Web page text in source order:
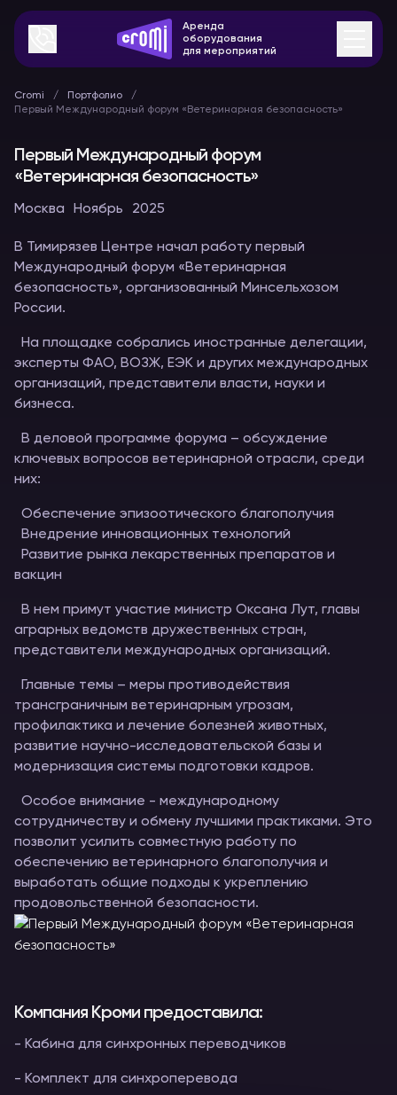
Аренда
оборудования
для мероприятий
Cromi
Портфолио
Первый Международный форум «Ветеринарная безопасность»
Первый Международный форум
«Ветеринарная безопасность»
Москва Ноябрь 2025
В Тимирязев Центре начал работу первый
Международный форум «Ветеринарная
безопасность», организованный Минсельхозом
России.
На площадке собрались иностранные делегации,
эксперты ФАО, ВОЗЖ, ЕЭК и других международных
организаций, представители власти, науки и
бизнеса.
В деловой программе форума – обсуждение
ключевых вопросов ветеринарной отрасли, среди
них:
Обеспечение эпизоотического благополучия
Внедрение инновационных технологий
Развитие рынка лекарственных препаратов и
вакцин
В нем примут участие министр Оксана Лут, главы
аграрных ведомств дружественных стран,
представители международных организаций.
Главные темы – меры противодействия
трансграничным ветеринарным угрозам,
профилактика и лечение болезней животных,
развитие научно-исследовательской базы и
модернизация системы подготовки кадров.
Особое внимание - международному
сотрудничеству и обмену лучшими практиками. Это
позволит усилить совместную работу по
обеспечению ветеринарного благополучия и
выработать общие подходы к укреплению
продовольственной безопасности.
Компания Кроми предоставила:
- Кабина для синхронных переводчиков
- Комплект для синхроперевода